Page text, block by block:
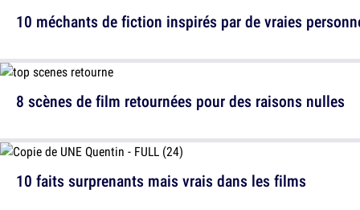
10 méchants de fiction inspirés par de vraies
10 faits surprenants mais vrais dans les films
8 scènes de film retournées pour des raisons nulles